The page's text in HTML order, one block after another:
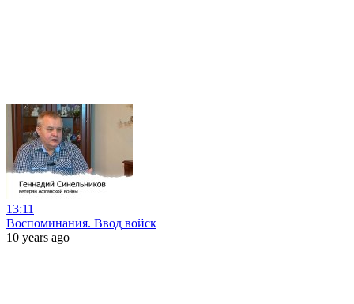
13:11
Воспоминания. Ввод войск
10 years ago